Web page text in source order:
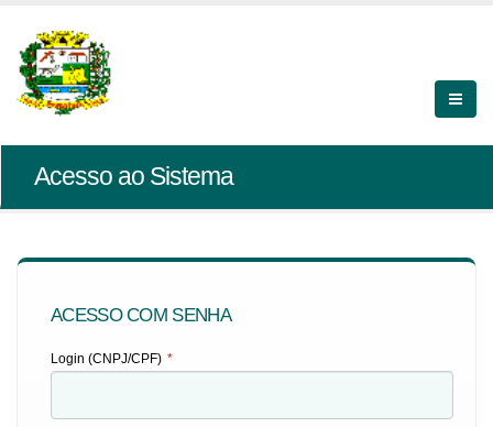
Acesso ao Sistema
ACESSO COM SENHA
Login (CNPJ/CPF) *